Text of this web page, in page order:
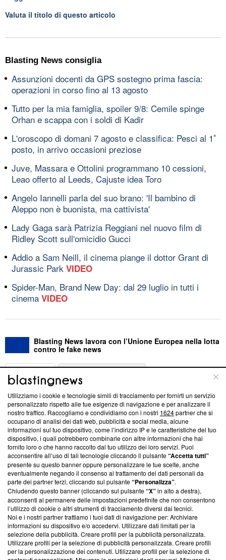
Valuta il titolo di questo articolo
Blasting News consiglia
Assunzioni docenti da GPS sostegno prima fascia:
operazioni in corso fino al 13 agosto
Tutto per la mia famiglia, spoiler 9/8: Cemile spinge
Orhan e scappa con i soldi di Kadir
L'oroscopo di domani 7 agosto e classifica: Pesci al 1ﾟ
posto, in arrivo occasioni preziose
Juve, Massara e Ottolini programmano 10 cessioni,
Leao offerto al Leeds, Cajuste idea Toro
Angelo Iannelli parla del suo brano: 'Il bambino di
Aleppo non è buonista, ma cattivista'
Lady Gaga sarà Patrizia Reggiani nel nuovo film di
Ridley Scott sull'omicidio Gucci
Addio a Sam Neill, il cinema piange il dottor Grant di
Jurassic Park VIDEO
Spider-Man, Brand New Day: dal 29 luglio in tutti i
cinema VIDEO
Blasting News lavora con l’Unione Europea nella lotta
contro le fake news
ABOUT
Questa sezione offre informazioni trasparenti su Blasting
News, sui nostri processi editoriali e su come ci impegniamo a
creare news di qualità. Inoltre, afferma la nostra aderenza a
‘Trust Project - News with Integrity’Blasting News non è
ancora membro del programma, ma ha richiesto di farne
parte; Trust Project non ha ancora effettuato una verifica di
conformità agli standard.
Su di noi
Team editoriale
Corporate
Redazione
Informativa Privacy
Utilizziamo i cookie e tecnologie simili di tracciamento per fornirti un servizio
personalizzato rispetto alle tue esigenze di navigazione e per analizzare il
nostro traffico. Raccogliamo e condividiamo con i nostri 1624partner che si
occupano di analisi dei dati web, pubblicità e social media, alcune
informazioni sul tuo dispositivo, come l’indirizzo IP e le caratteristiche del tuo
dispositivo, i quali potrebbero combinarle con altre informazioni che hai
fornito loro o che hanno raccolto dal tuo utilizzo dei loro servizi. Puoi
acconsentire all’uso di tali tecnologie cliccando il pulsante“Accetta tutti”
presente su questo banner oppure personalizzare le tue scelte, anche
eventualmente negando il consenso al trattamento dei dati personali da
parte dei partner terzi, cliccando sul pulsante“Personalizza”.
Chiudendo questo banner (cliccando sul pulsante“X”in alto a destra),
acconsenti al permanere delle impostazioni predefinite che non consentono
l’utilizzo di cookie o altri strumenti di tracciamento diversi dai tecnici.
Noi e i nostri partner trattiamo i tuoi dati di navigazione per: Archiviare
informazioni su dispositivo e/o accedervi. Utilizzare dati limitati per la
selezione della pubblicità. Creare profili per la pubblicità personalizzata.
Utilizzare profili per la selezione di pubblicità personalizzata. Creare profili
per la personalizzazione dei contenuti. Utilizzare profili per la selezione di